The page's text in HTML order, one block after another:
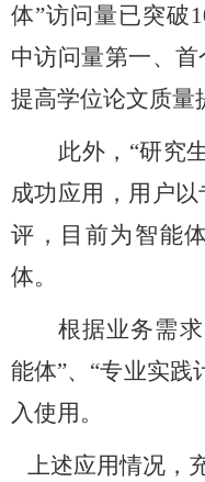
体”访问量已突破
中访问量第一、
提高学位论文质量
此外，“研究
成功应用，用户
评，目前为智能
体。
根据业务需
能体”、“专业实践
入使用。
上述应用情况，